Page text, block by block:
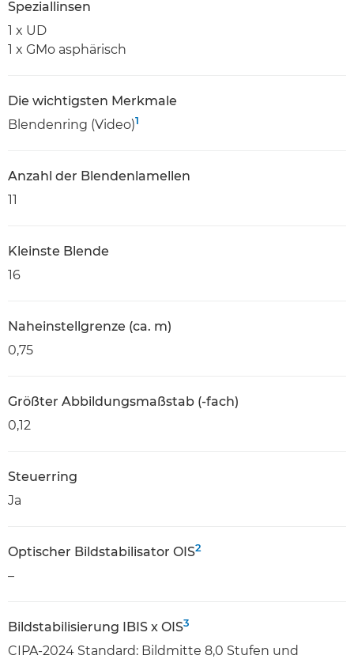
Speziallinsen
1 x UD
1 x GMo asphärisch
Die wichtigsten Merkmale
Blendenring (Video)1
Anzahl der Blendenlamellen
11
Kleinste Blende
16
Naheinstellgrenze (ca. m)
0,75
Größter Abbildungsmaßstab (-fach)
0,12
Steuerring
Ja
Optischer Bildstabilisator OIS2
–
Bildstabilisierung IBIS x OIS3
CIPA-2024 Standard: Bildmitte 8,0 Stufen und